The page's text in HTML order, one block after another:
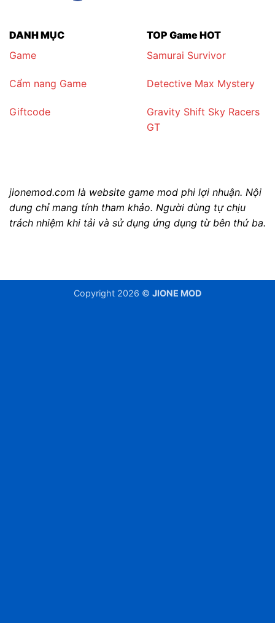
DANH MỤC
Game
Cẩm nang Game
Giftcode
TOP Game HOT
Samurai Survivor
Detective Max Mystery
Gravity Shift Sky Racers
GT
jionemod.com là website game mod phi lợi nhuận. Nội
dung chỉ mang tính tham khảo. Người dùng tự chịu
trách nhiệm khi tải và sử dụng ứng dụng từ bên thứ ba.
Copyright 2026 © JIONE MOD